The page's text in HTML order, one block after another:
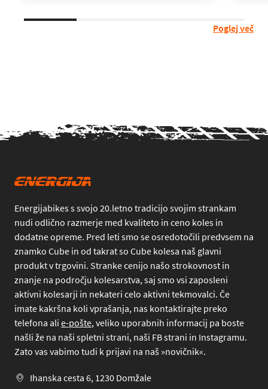
Poglej več
Energijabikes s svojo 20.letno tradicijo svojim strankam
nudi odlično razmerje med kvaliteto in ceno koles in
dodatne opreme. Pred leti smo se osredotočili predvsem na
znamko Cube in od takrat so Cube kolesa naš glavni
produkt v trgovini. Stranke cenijo našo strokovnost in
znanje na področju kolesarstva, saj smo vsi zaposleni
aktivni kolesarji in nekateri celo aktivni tekmovalci. Če
imate kakršna koli vprašanja, nas kontaktirajte preko
telefona ali e-pošte, veliko uporabnih informacij pa boste
našli že na naši spletni strani, naši FB strani in Instagramu.
Zato vas vabimo tudi k prijavi na naš »novičnik«.
Ihanska cesta 6, 1230 Domžale